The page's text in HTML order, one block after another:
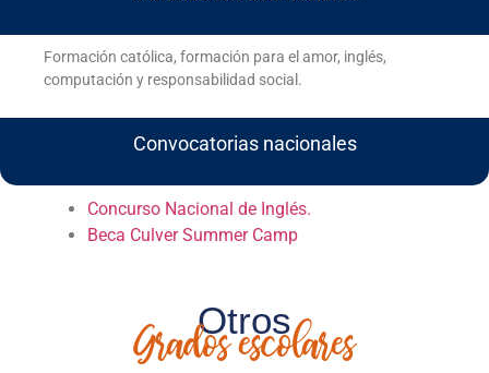
Formación católica, formación para el amor, inglés,
computación y responsabilidad social.
Convocatorias nacionales
Concurso Nacional de Inglés.
Beca Culver Summer Camp
Otros
Grados escolares